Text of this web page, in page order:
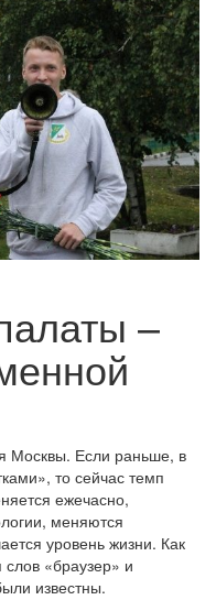
–
Москвы. Если раньше, в
то сейчас темп
ежечасно,
меняются
уровень жизни. Как
«браузер» и
известны.